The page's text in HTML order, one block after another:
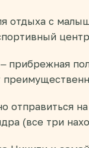
отдыха с
прибрежная
отправиться
(все три